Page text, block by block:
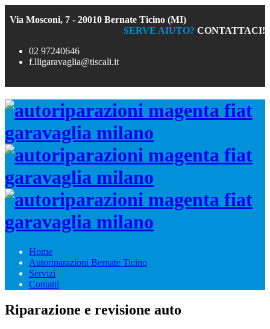
Via Mosconi, 7 - 20010 Bernate Ticino (MI)
SERVE AIUTO? CONTATTACI!
02 97240646
f.lligaravaglia@tiscali.it
Home
Autoriparazioni Bernate Ticino
Servizi
Contatti
Riparazione e revisione auto